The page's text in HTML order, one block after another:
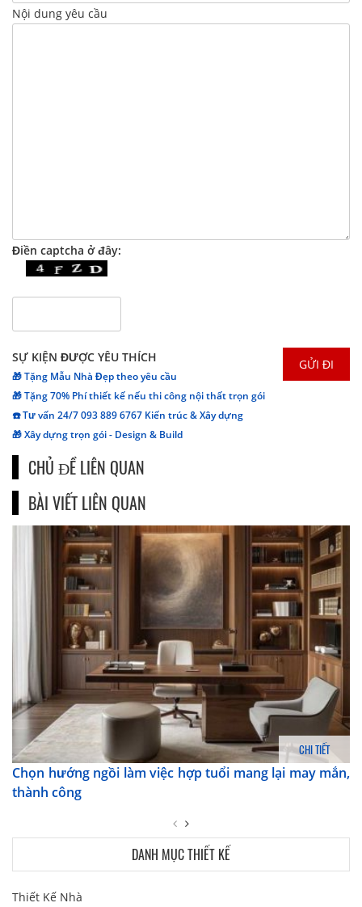
Nội dung yêu cầu
Điền captcha ở đây:
SỰ KIỆN ĐƯỢC YÊU THÍCH
🎁 Tặng Mẫu Nhà Đẹp theo yêu cầu
🎁 Tặng 70% Phí thiết kế nếu thi công nội thất trọn gói
☎️ Tư vấn 24/7 093 889 6767 Kiến trúc & Xây dựng
🎁 Xây dựng trọn gói - Design & Build
CHỦ ĐỀ LIÊN QUAN
BÀI VIẾT LIÊN QUAN
CHI TIẾT
Chọn hướng ngồi làm việc hợp tuổi mang lại may mắn,
thành công
DANH MỤC THIẾT KẾ
Thiết Kế Nhà